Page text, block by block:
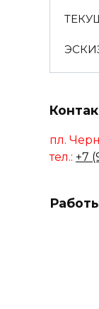
пл.
тел.: +7